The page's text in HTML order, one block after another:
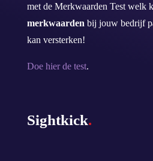
met de Merkwaarden Test welk
merkwaarden bij jouw bedrijf
kan versterken!
Doe hier de test.
Sightkick.